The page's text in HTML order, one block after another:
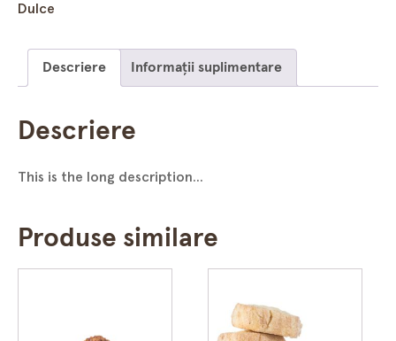
Dulce
Descriere Informații suplimentare
Descriere
This is the long description...
Produse similare